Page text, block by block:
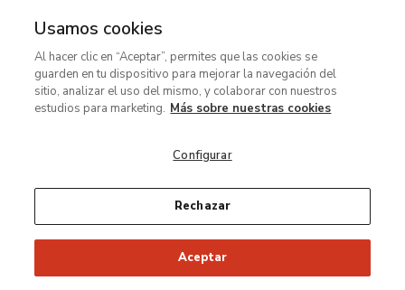
MENÚ
contenido
principal
Maestro de la Leyenda de
santa Lucía
Activo entre 1475 y 1505
IMPRIMIR FICHA
Artista anónimo de la generación de Hans
Usamos cookies
Al hacer clic en “Aceptar”, permites que las cookies se
guarden en tu dispositivo para mejorar la navegación del
sitio, analizar el uso del mismo, y colaborar con nuestros
estudios para marketing. Más sobre nuestras cookies
Configurar
Rechazar
Aceptar